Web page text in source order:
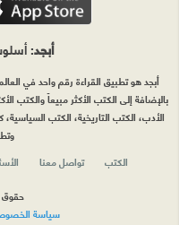
أبجد:
أبجد هو تطبيق القراءة رقم واحد في
بالإضافة إلى الكتب الأكثر مبيعاً والكتب
الأدب، الكتب التاريخية، الكتب
الكتب
تواصل معنا
حقوق
سياسة